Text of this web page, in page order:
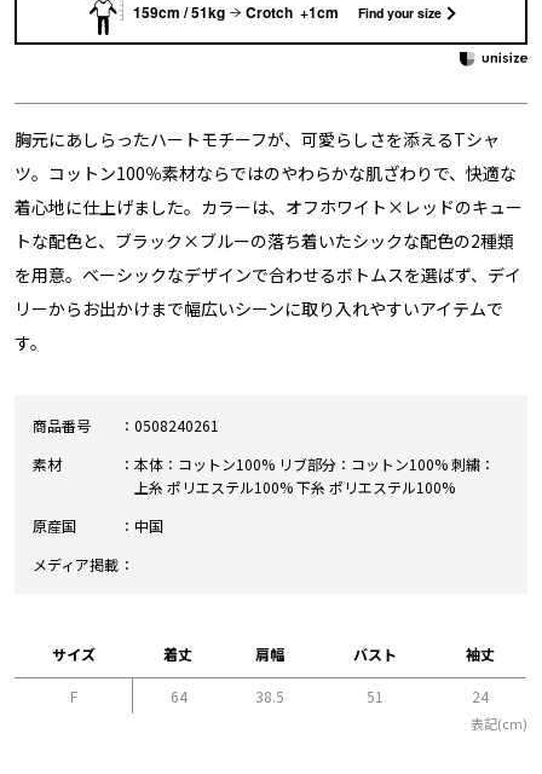
159cm / 51kg Crotch +1cm Find your size
胸元にあしらったハートモチーフが、可愛らしさを添えるTシャ
ツ。コットン100％素材ならではのやわらかな肌ざわりで、快適な
着心地に仕上げました。カラーは、オフホワイト×レッドのキュー
トな配色と、ブラック×ブルーの落ち着いたシックな配色の2種類
を用意。ベーシックなデザインで合わせるボトムスを選ばず、デイ
リーからお出かけまで幅広いシーンに取り入れやすいアイテムで
す。
商品番号
0508240261
素材
本体：コットン100% リブ部分：コットン100% 刺繍：
上糸 ポリエステル100% 下糸 ポリエステル100%
原産国
中国
メディア掲載
サイズ 着丈 肩幅 バスト 袖丈
F 64 38.5 51 24
表記(cm)